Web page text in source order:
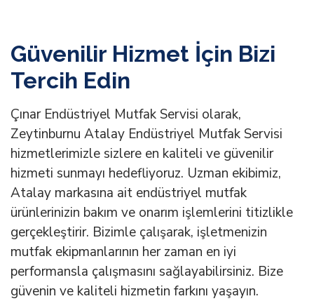
Güvenilir Hizmet İçin Bizi
Tercih Edin
Çınar Endüstriyel Mutfak Servisi olarak,
Zeytinburnu Atalay Endüstriyel Mutfak Servisi
hizmetlerimizle sizlere en kaliteli ve güvenilir
hizmeti sunmayı hedefliyoruz. Uzman ekibimiz,
Atalay markasına ait endüstriyel mutfak
ürünlerinizin bakım ve onarım işlemlerini titizlikle
gerçekleştirir. Bizimle çalışarak, işletmenizin
mutfak ekipmanlarının her zaman en iyi
performansla çalışmasını sağlayabilirsiniz. Bize
güvenin ve kaliteli hizmetin farkını yaşayın.